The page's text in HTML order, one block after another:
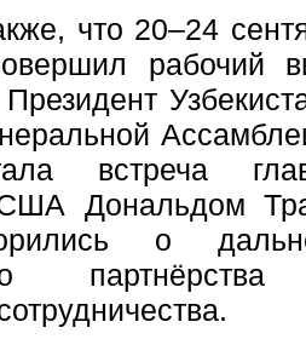
что 20–24
рабочий
встреча
Дональдом
о